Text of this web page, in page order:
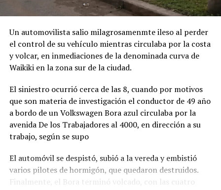
Un automovilista salio milagrosamenmte ileso al perder
el control de su vehículo mientras circulaba por la costa
y volcar, en inmediaciones de la denominada curva de
Waikiki en la zona sur de la ciudad.
El siniestro ocurrió cerca de las 8, cuando por motivos
que son materia de investigación el conductor de 49 año
a bordo de un Volkswagen Bora azul circulaba por la
avenida De los Trabajadores al 4000, en dirección a su
trabajo, según se supo
El automóvil se despistó, subió a la vereda y embistió
varios pilotes de hormigón, que quedaron destruidos.
Finalmente, el Bora terminó volcado, con las cuatro